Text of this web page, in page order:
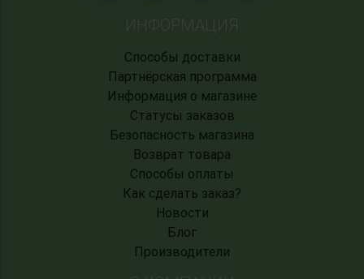
ИНФОРМАЦИЯ
Способы доставки
Партнёрская программа
Информация о магазине
Статусы заказов
Безопасность магазина
Возврат товара
Способы оплаты
Как сделать заказ?
Новости
Блог
Производители